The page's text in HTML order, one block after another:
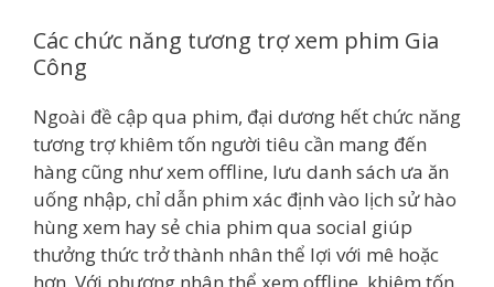
Các chức năng tương trợ xem phim Gia
Công
Ngoài đề cập qua phim, đại dương hết chức năng
tương trợ khiêm tốn người tiêu cần mang đến
hàng cũng như xem offline, lưu danh sách ưa ăn
uống nhập, chỉ dẫn phim xác định vào lịch sử hào
hùng xem hay sẻ chia phim qua social giúp
thưởng thức trở thành nhân thể lợi với mê hoặc
hơn. Với phương nhân thể xem offline, khiêm tốn